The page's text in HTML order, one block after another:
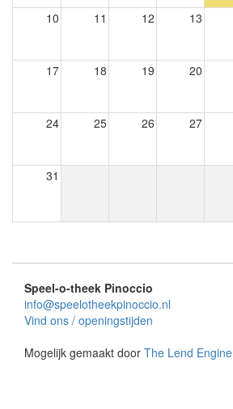
10 11 12 13
17 18 19 20
24 25 26 27
31
Speel-o-theek Pinoccio
info@speelotheekpinoccio.nl
Vind ons / openingstijden
Mogelijk gemaakt door The Lend Engine